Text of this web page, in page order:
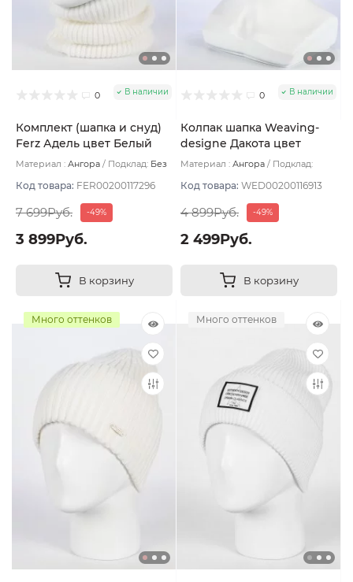
0 В наличии
Комплект (шапка и снуд)
Ferz Адель цвет Белый
Материал : Ангора Подклад: Без
Код товара: FER00200117296
7 699Руб. -49%
3 899Руб.
В корзину
0 В наличии
Колпак шапка Weaving-
designe Дакота цвет
Голубой
Материал : Ангора
Подклад:
Код товара: WED00200116913
4 899Руб. -49%
2 499Руб.
В корзину
Много оттенков Много оттенков